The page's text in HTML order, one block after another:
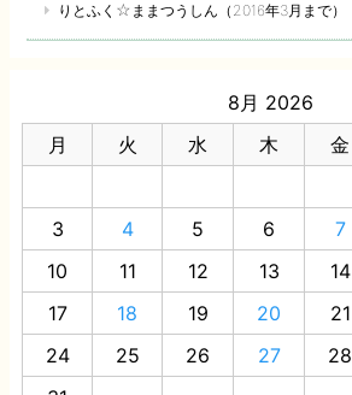
りとふく☆ままつうしん（2016年3月まで）
8月 2026
月
火 水 木 金
3
4 5 6 7
10
11 12 13 14
17
18 19 20 21
24
25 26 27 28